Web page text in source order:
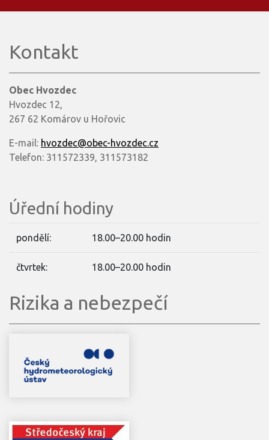
Kontakt
Obec Hvozdec
Hvozdec 12,
267 62 Komárov u Hořovic
E-mail: hvozdec@obec-hvozdec.cz
Telefon: 311572339, 311573182
Úřední hodiny
pondělí: 18.00–20.00 hodin
čtvrtek: 18.00–20.00 hodin
Rizika a nebezpečí